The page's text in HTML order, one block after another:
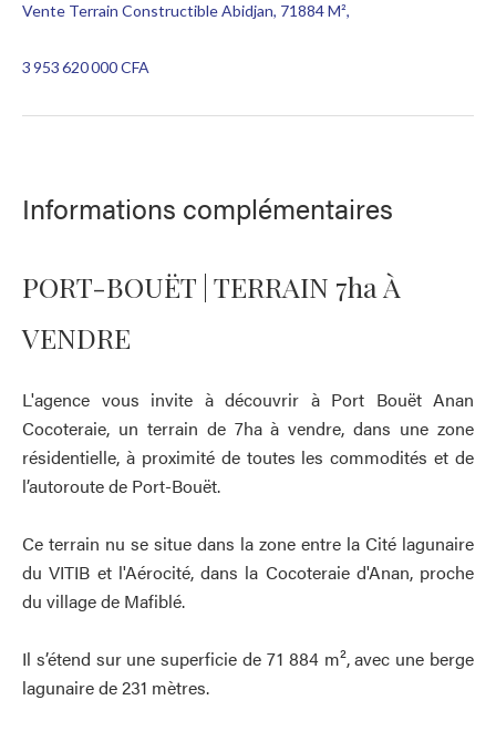
Vente Terrain Constructible Abidjan, 71884 M²,
3 953 620 000 CFA
Informations complémentaires
PORT-BOUËT | TERRAIN 7ha À
VENDRE
L'agence vous invite à découvrir à Port Bouët Anan
Cocoteraie, un terrain de 7ha à vendre, dans une zone
résidentielle, à proximité de toutes les commodités et de
l’autoroute de Port-Bouët.
Ce terrain nu se situe dans la zone entre la Cité lagunaire
du VITIB et l'Aérocité, dans la Cocoteraie d'Anan, proche
du village de Mafiblé.
Il s’étend sur une superficie de 71 884 m², avec une berge
lagunaire de 231 mètres.